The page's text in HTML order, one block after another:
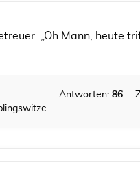
„Oh Mann,
Antworten: 86